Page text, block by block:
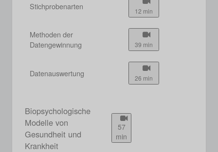
Stichprobenarten 12 min
Methoden der
Datengewinnung
39 min
Datenauswertung 26 min
Biopsychologische
Modelle von
Gesundheit und
Krankheit
57
min